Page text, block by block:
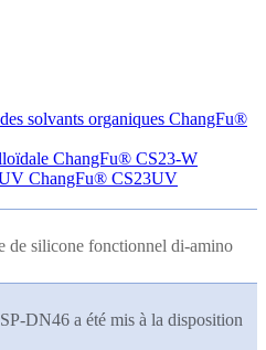
solvants organiques ChangFu®
ChangFu® CS23-W
UV ChangFu® CS23UV
de silicone fonctionnel di-amino
DN46 a été mis à la disposition